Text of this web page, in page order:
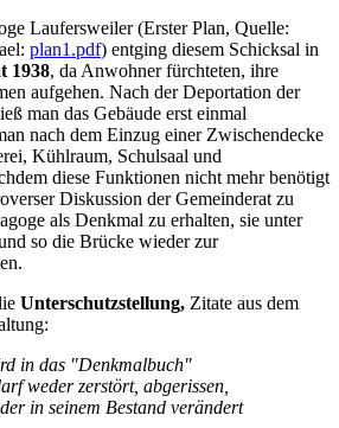
Laufersweiler (Erster Plan, Quelle:
plan1.pdf) entging diesem Schicksal in
1938, da Anwohner fürchteten, ihre
aufgehen. Nach der Deportation der
man das Gebäude erst einmal
nach dem Einzug einer Zwischendecke
Kühlraum, Schulsaal und
diese Funktionen nicht mehr benötigt
Diskussion der Gemeinderat zu
als Denkmal zu erhalten, sie unter
so die Brücke wieder zur
Unterschutzstellung, Zitate aus dem
in das "Denkmalbuch"
weder zerstört, abgerissen,
in seinem Bestand verändert